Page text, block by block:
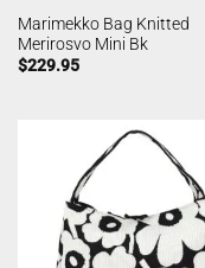
Marimekko Bag Knitted
Merirosvo Mini Bk
$229.95